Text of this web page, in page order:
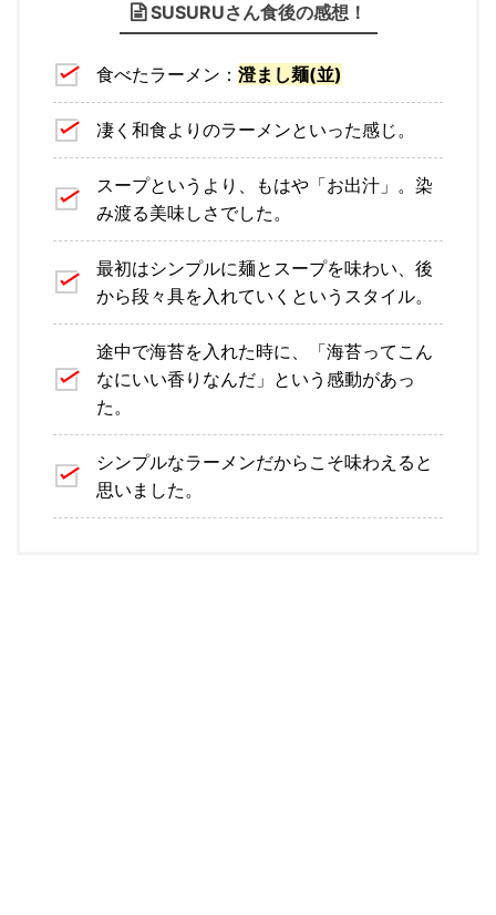
SUSURUさん食後の感想！
食べたラーメン： 澄まし麺(並)
凄く和食よりのラーメンといった感じ。
スープというより、もはや「お出汁」。染
み渡る美味しさでした。
最初はシンプルに麺とスープを味わい、後
から段々具を入れていくというスタイル。
途中で海苔を入れた時に、「海苔ってこん
なにいい香りなんだ」という感動があっ
た。
シンプルなラーメンだからこそ味わえると
思いました。